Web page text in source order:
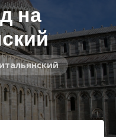
на